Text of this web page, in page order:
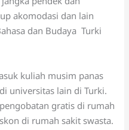
akomodasi dan lain
dan Budaya Turki
kuliah musim panas
universitas lain di Turki.
gratis di rumah
di rumah sakit swasta.